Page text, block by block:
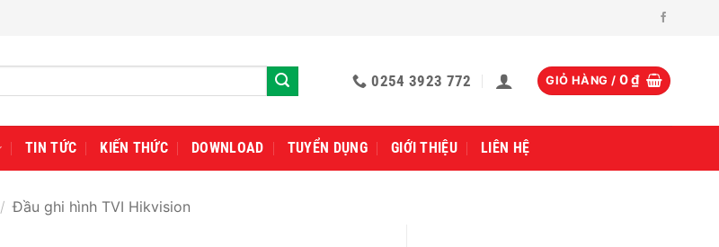
0254 3923 772 GIỎ HÀNG / 0₫
TIN TỨC KIẾN THỨC DOWNLOAD TUYỂN DỤNG GIỚI THIỆU LIÊN HỆ
/ Đầu ghi hình TVI Hikvision